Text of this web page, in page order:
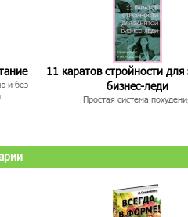
и без
11 каратов стройности для
бизнес-леди
Простая система